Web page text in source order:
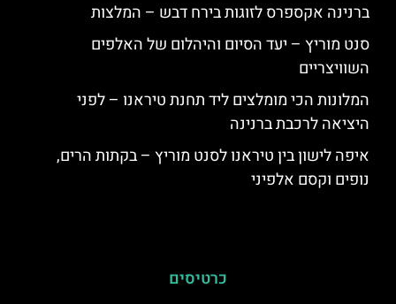
ברנינה אקספרס לזוגות בירח דבש – המלצות
סנט מוריץ – יעד הסיום והיהלום של האלפים
השוויצריים
המלונות הכי מומלצים ליד תחנת טיראנו – לפני
היציאה לרכבת ברנינה
איפה לישון בין טיראנו לסנט מוריץ – בקתות הרים,
נופים וקסם אלפיני
כרטיסים